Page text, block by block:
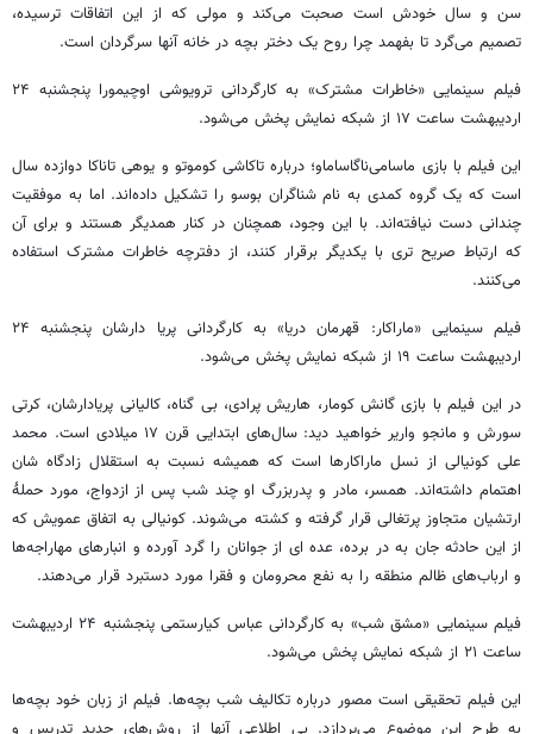
سن و سال خودش است صحبت می‌کند و مولی که از این اتفاقات ترسیده،
تصمیم می‌گرد تا بفهمد چرا روح یک دختر بچه در خانه آنها سرگردان است.
فیلم سینمایی «خاطرات مشترک» به کارگردانی ترویوشی اوچیمورا پنجشنبه ۲۴
اردیبهشت ساعت ۱۷ از شبکه نمایش پخش می‌شود.
این فیلم با بازی ماسامی‌ناگاساماو؛ درباره تاکاشی کوموتو و یوهی تاناکا دوازده سال
است که یک گروه کمدی به نام شناگران بوسو را تشکیل داده‌اند. اما به موفقیت
چندانی دست نیافته‌اند. با این وجود، همچنان در کنار همدیگر هستند و برای آن
که ارتباط صریح تری با یکدیگر برقرار کنند، از دفترچه خاطرات مشترک استفاده
می‌کنند.
فیلم سینمایی «ماراکار: قهرمان دریا» به کارگردانی پریا دارشان پنجشنبه ۲۴
اردیبهشت ساعت ۱۹ از شبکه نمایش پخش می‌شود.
در این فیلم با بازی گانش کومار،‌ هاریش پرادی، بی گناه، کالیانی پریادارشان، کرتی
سورش و مانجو واریر خواهید دید: سال‌های ابتدایی قرن ۱۷ میلادی است. محمد
علی کونیالی از نسل ماراکارها است که همیشه نسبت به استقلال زادگاه شان
اهتمام داشته‌اند. همسر، مادر و پدربزرگ او چند شب پس از ازدواج، مورد حملۀ
ارتشیان متجاوز پرتغالی قرار گرفته و کشته می‌شوند. کونیالی به اتفاق عمویش که
از این حادثه جان به در برده، عده ای از جوانان را گرد آورده و انبارهای مهاراجه‌ها
و ارباب‌های ظالم منطقه را به نفع محرومان و فقرا مورد دستبرد قرار می‌دهند.
فیلم سینمایی «مشق شب» به کارگردانی عباس کیارستمی پنجشنبه ۲۴ اردیبهشت
ساعت ۲۱ از شبکه نمایش پخش می‌شود.
این فیلم تحقیقی است مصور درباره تکالیف شب بچه‌ها. فیلم از زبان خود بچه‌ها
به طرح این موضوع می‌پردازد. بی اطلاعی آنها از روش‌های جدید تدریس و